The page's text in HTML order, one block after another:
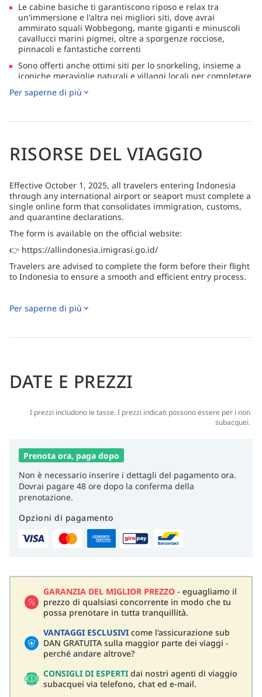
Le cabine basiche ti garantiscono riposo e relax tra
un'immersione e l'altra nei migliori siti, dove avrai
ammirato squali Wobbegong, mante giganti e minuscoli
cavallucci marini pigmei, oltre a sporgenze rocciose,
pinnacoli e fantastiche correnti
Sono offerti anche ottimi siti per lo snorkeling, insieme a
iconiche meraviglie naturali e villaggi locali per completare
con la garanzia di essere completamente soddisfatto
Per saperne di più
RISORSE DEL VIAGGIO
Effective October 1, 2025, all travelers entering Indonesia
through any international airport or seaport must complete a
single online form that consolidates immigration, customs,
and quarantine declarations.
The form is available on the official website:
👉 https://allindonesia.imigrasi.go.id/
Travelers are advised to complete the form before their flight
to Indonesia to ensure a smooth and efficient entry process.
Per saperne di più
DATE E PREZZI
I prezzi includono le tasse. I prezzi indicati possono essere per i non
subacquei.
Prenota ora, paga dopo
Non è necessario inserire i dettagli del pagamento ora.
Dovrai pagare 48 ore dopo la conferma della
prenotazione.
Opzioni di pagamento
GARANZIA DEL MIGLIOR PREZZO - eguagliamo il
prezzo di qualsiasi concorrente in modo che tu
possa prenotare in tutta tranquillità.
VANTAGGI ESCLUSIVI come l'assicurazione sub
DAN GRATUITA sulla maggior parte dei viaggi -
perché andare altrove?
CONSIGLI DI ESPERTI dai nostri agenti di viaggio
subacquei via telefono, chat ed e-mail.